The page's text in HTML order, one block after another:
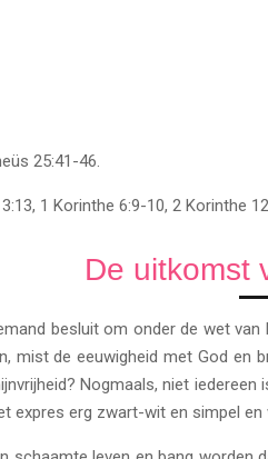
25:41-46.
1 Korinthe 6:9-10, 2 Korinthe
De uitkomst
besluit om onder de wet
mist de eeuwigheid met God en
Nogmaals, niet
expres erg zwart-wit en simpel